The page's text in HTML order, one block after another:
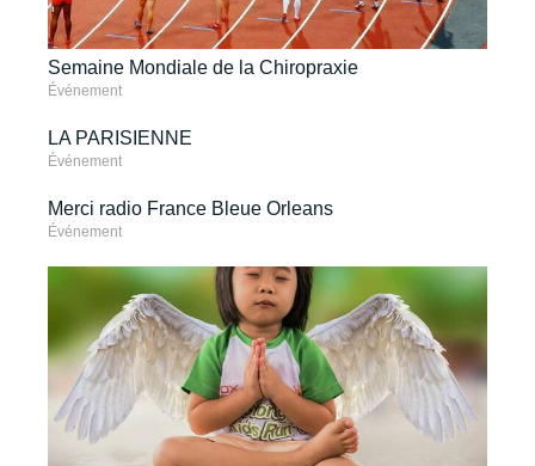
Semaine Mondiale de la Chiropraxie
Événement
LA PARISIENNE
Événement
Merci radio France Bleue Orleans
Événement